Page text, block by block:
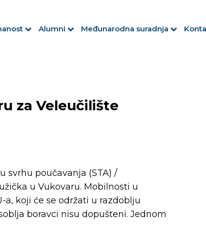
Alumni Međunarodna suradnja
za Veleučilište
svrhu poučavanja (STA) /
u Vukovaru. Mobilnosti u
a, koji će se održati u razdoblju
boravci nisu dopušteni. Jednom